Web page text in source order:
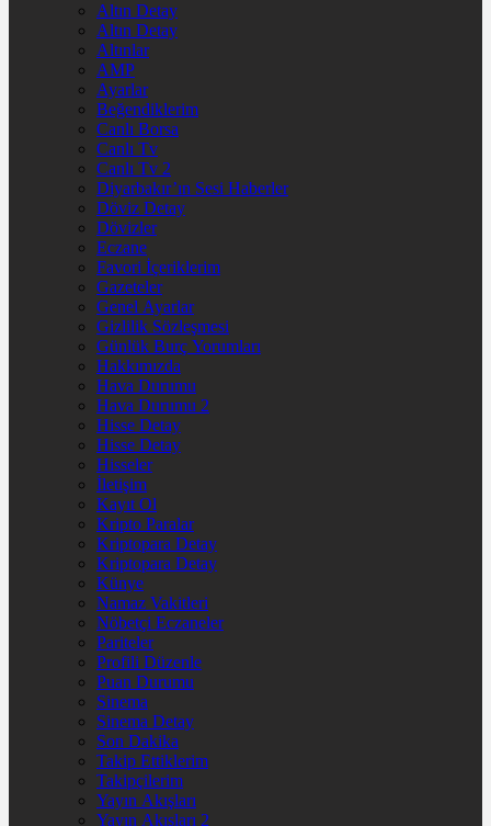
Altın Detay
Altın Detay
Altınlar
AMP
Ayarlar
Beğendiklerim
Canlı Borsa
Canlı Tv
Canlı Tv 2
Diyarbakır’ın Sesi Haberler
Döviz Detay
Dövizler
Eczane
Favori İçeriklerim
Gazeteler
Genel Ayarlar
Gizlilik Sözleşmesi
Günlük Burç Yorumları
Hakkımızda
Hava Durumu
Hava Durumu 2
Hisse Detay
Hisse Detay
Hisseler
İletişim
Kayıt Ol
Kripto Paralar
Kriptopara Detay
Kriptopara Detay
Künye
Namaz Vakitleri
Nöbetçi Eczaneler
Pariteler
Profili Düzenle
Puan Durumu
Sinema
Sinema Detay
Son Dakika
Takip Ettiklerim
Takipçilerim
Yayın Akışları
Yayın Akışları 2